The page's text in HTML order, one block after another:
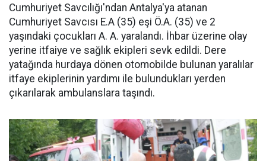
Cumhuriyet Savcılığı'ndan Antalya'ya atanan
Cumhuriyet Savcısı E.A (35) eşi Ö.A. (35) ve 2
yaşındaki çocukları A. A. yaralandı. İhbar üzerine olay
yerine itfaiye ve sağlık ekipleri sevk edildi. Dere
yatağında hurdaya dönen otomobilde bulunan yaralılar
itfaye ekiplerinin yardımı ile bulundukları yerden
çıkarılarak ambulanslara taşındı.